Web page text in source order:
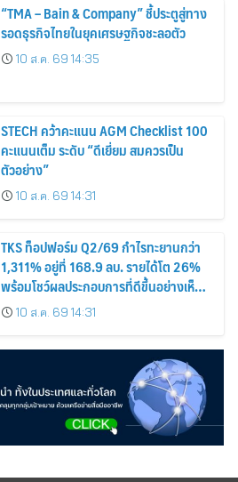
“TMA – Bain & Company” ชี้ประตูสู่ทาง
รอดธุรกิจไทยในยุคเศรษฐกิจชะลอตัว
10 ส.ค. 69 14:35
STECH คว้าคะแนน AGM Checklist 100
คะแนนเต็ม ระดับ “ดีเยี่ยม สมควรเป็น
ตัวอย่าง”
10 ส.ค. 69 14:31
TKS ท็อปฟอร์ม Q2/69 กำไรทะยานกว่า
1,311% อยู่ที่ 168.9 ลบ. รายได้โต 26%
พร้อมโชว์ผลประกอบการที่ดีขึ้นอย่างเห็น
ได้ชัด บอร์ดเคาะจ่ายปันผลระหว่างกาลหุ้น
ละ 0.12 บาท
10 ส.ค. 69 14:31